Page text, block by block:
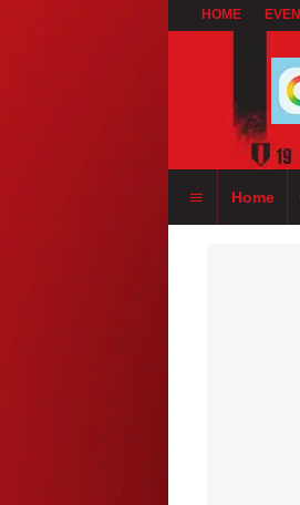
HOME
Home